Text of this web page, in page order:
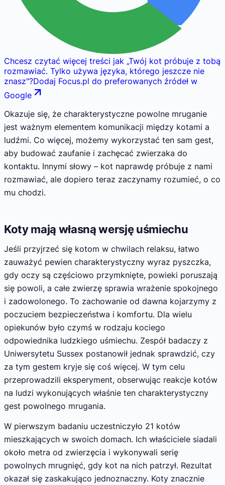
Chcesz czytać więcej treści jak „Twój kot próbuje z tobą
rozmawiać. Tylko używa języka, którego jeszcze nie
znasz"?Dodaj Focus.pl do preferowanych źródeł w
Google
Okazuje się, że charakterystyczne powolne mruganie
jest ważnym elementem komunikacji między kotami a
ludźmi. Co więcej, możemy wykorzystać ten sam gest,
aby budować zaufanie i zachęcać zwierzaka do
kontaktu. Innymi słowy – kot naprawdę próbuje z nami
rozmawiać, ale dopiero teraz zaczynamy rozumieć, o co
mu chodzi.
Koty mają własną wersję uśmiechu
Jeśli przyjrzeć się kotom w chwilach relaksu, łatwo
zauważyć pewien charakterystyczny wyraz pyszczka,
gdy oczy są częściowo przymknięte, powieki poruszają
się powoli, a całe zwierzę sprawia wrażenie spokojnego
i zadowolonego. To zachowanie od dawna kojarzymy z
poczuciem bezpieczeństwa i komfortu. Dla wielu
opiekunów było czymś w rodzaju kociego
odpowiednika ludzkiego uśmiechu. Zespół badaczy z
Uniwersytetu Sussex postanowił jednak sprawdzić, czy
za tym gestem kryje się coś więcej. W tym celu
przeprowadzili eksperyment, obserwując reakcje kotów
na ludzi wykonujących właśnie ten charakterystyczny
gest powolnego mrugania.
W pierwszym badaniu uczestniczyło 21 kotów
mieszkających w swoich domach. Ich właściciele siadali
około metra od zwierzęcia i wykonywali serię
powolnych mrugnięć, gdy kot na nich patrzył. Rezultat
okazał się zaskakująco jednoznaczny. Koty znacznie